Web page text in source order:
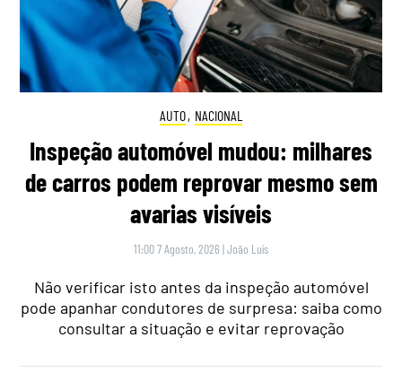
AUTO, NACIONAL
Inspeção automóvel mudou: milhares
de carros podem reprovar mesmo sem
avarias visíveis
11:00 7 Agosto, 2026 |João Luís
Não verificar isto antes da inspeção automóvel
pode apanhar condutores de surpresa: saiba como
consultar a situação e evitar reprovação